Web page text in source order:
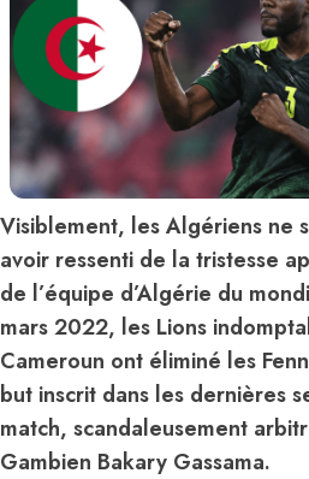
Visiblement, les Algériens ne
avoir ressenti de la tristesse
de l’équipe d’Algérie du
mars 2022, les Lions
Cameroun ont éliminé les
but inscrit dans les dernières
match, scandaleusement
Gambien Bakary Gassama.